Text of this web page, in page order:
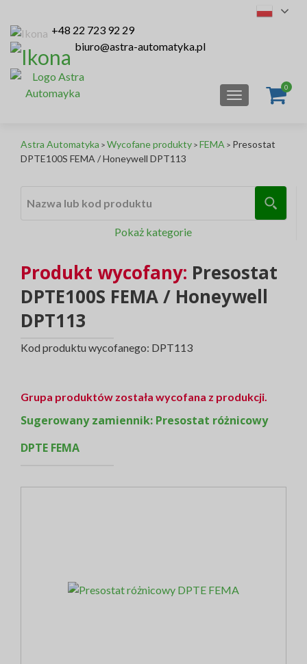
+48 22 723 92 29
biuro@astra-automatyka.pl
TOGGLE
Astra Automatyka > Wycofane produkty > FEMA > Presostat
DPTE100S FEMA / Honeywell DPT113
Pokaż kategorie
Produkt wycofany: Presostat
DPTE100S FEMA / Honeywell
DPT113
Kod produktu wycofanego: DPT113
Grupa produktów została wycofana z produkcji.
Sugerowany zamiennik: Presostat różnicowy
DPTE FEMA